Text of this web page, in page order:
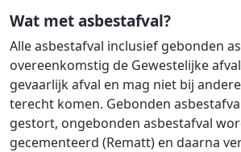
Wat met asbestafval?
Alle asbestafval inclusief gebonden
overeenkomstig de Gewestelijke
gevaarlijk afval en mag niet bij
terecht komen. Gebonden
gestort, ongebonden asbestafval
gecementeerd (Rematt) en daarna